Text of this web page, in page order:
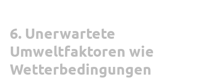
6. Unerwartete
Umweltfaktoren wie
Wetterbedingungen